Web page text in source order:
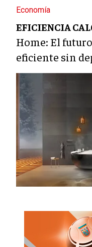
Economía
EFICIENCIA
Home: El
eficiente sin